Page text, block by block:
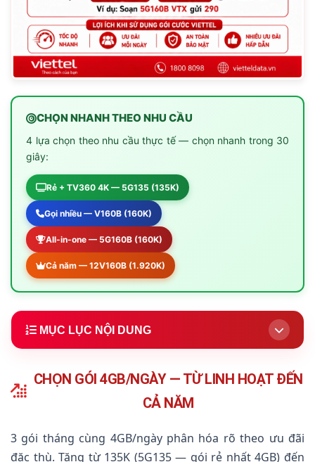
CHỌN NHANH THEO NHU CẦU
4 lựa chọn theo nhu cầu thực tế — chọn nhanh trong 30
giây:
Rẻ + TV360 4K — 5G135 (135K)
Gọi nhiều — V160B (160K)
All-in-one — 5G160B (160K)
Cả năm — 12V160B (1.920K)
MỤC LỤC NỘI DUNG
(Khuyên dùng)
Chi Tiết 3 Gói Tháng (5G135/V160B/5G160B)
4. Gói Combo Phụ — V120N (Có Điều Kiện)
CHỌN GÓI 4GB/NGÀY — TỪ LINH HOẠT ĐẾN
CẢ NĂM
3 gói tháng cùng 4GB/ngày phân hóa rõ theo ưu đãi
đặc thù. Tăng từ 135K (5G135 — gói rẻ nhất 4GB) đến